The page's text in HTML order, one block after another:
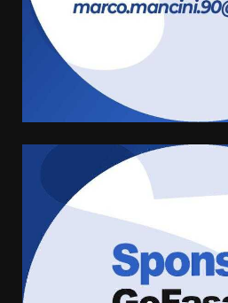
Carta
di aperture
Comune di
Grazia Neglia,
pronta a
comunale
6 Agosto 2026
Cura dei beni
cittadinanza
l’avviso per la
condivisa
Laureto